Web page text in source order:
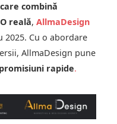
care combină
reală, AllmaDesign
2025. Cu o abordare
AllmaDesign pune
rapide.